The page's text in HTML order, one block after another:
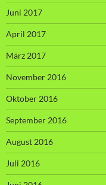
Juni 2017
April 2017
März 2017
November 2016
Oktober 2016
September 2016
August 2016
Juli 2016